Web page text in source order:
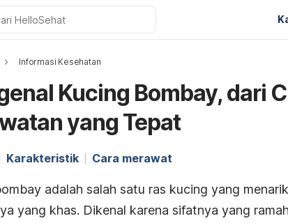
Informasi Kesehatan
Kucing Bombay, dari
yang Tepat
Karakteristik Cara merawat
adalah salah satu ras kucing yang
yang khas. Dikenal karena sifatnya yang